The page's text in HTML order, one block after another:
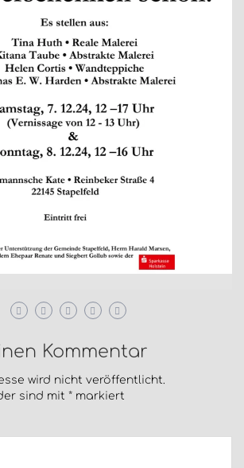
Kommentar
wird nicht veröffentlicht.
sind mit * markiert